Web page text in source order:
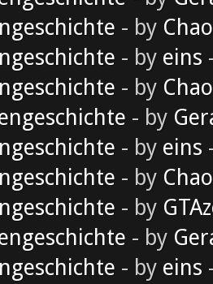
- by
- by eins
- by
- by
- by eins
- by
- by
- by
- by eins